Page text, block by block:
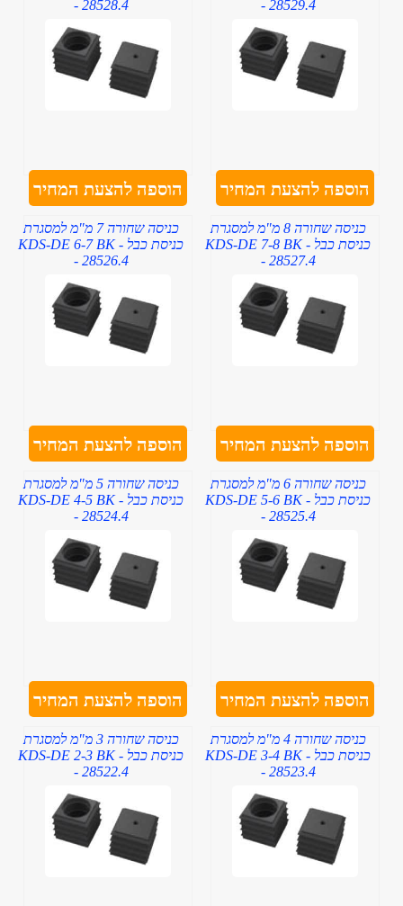
- 28529.4
הוספה להצעת המחיר
- 28528.4
הוספה להצעת המחיר
כניסה שחורה 8 מ"מ למסגרת
כניסת כבל - KDS-DE 7-8 BK
- 28527.4
הוספה להצעת המחיר
כניסה שחורה 7 מ"מ למסגרת
כניסת כבל - KDS-DE 6-7 BK
- 28526.4
הוספה להצעת המחיר
כניסה שחורה 6 מ"מ למסגרת
כניסת כבל - KDS-DE 5-6 BK
- 28525.4
הוספה להצעת המחיר
כניסה שחורה 5 מ"מ למסגרת
כניסת כבל - KDS-DE 4-5 BK
- 28524.4
הוספה להצעת המחיר
כניסה שחורה 4 מ"מ למסגרת
כניסת כבל - KDS-DE 3-4 BK
- 28523.4
כניסה שחורה 3 מ"מ למסגרת
כניסת כבל - KDS-DE 2-3 BK
- 28522.4